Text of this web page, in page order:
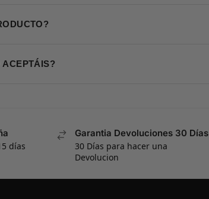
ACEPTÁIS?
días
Garantia Devoluciones 30 Días
30 Días para hacer una
Devolucion